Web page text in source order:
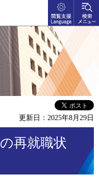
閲覧支
援
language
検索メ
ニュー
更新日：2025年8月29日
再就職状